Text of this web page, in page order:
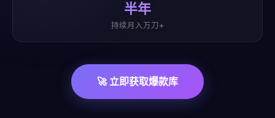
半年
持续月入万刀+
🚀 立即获取爆款库